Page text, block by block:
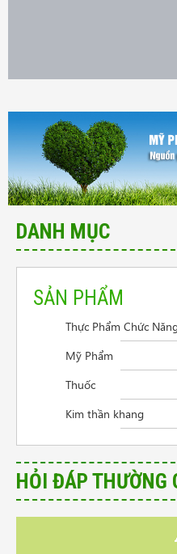
DANH MỤC
SẢN PHẨM
Thực Phẩm Chức Năng
Mỹ Phẩm
Thuốc
Kim thần khang
HỎI ĐÁP THƯỜNG
Cần tư vấn sản phẩm trị
Điều trị viêm thanh quản
Người mệt mỏi mất ngủ lo
Giao hàng ở Đồng Nai
Lupus ban đỏ có chữa
Làm cách nào để nang
Làm sạch mụn da bằng
Có phải bị thoái hóa cột
Cần tư vấn sản phẩm trị